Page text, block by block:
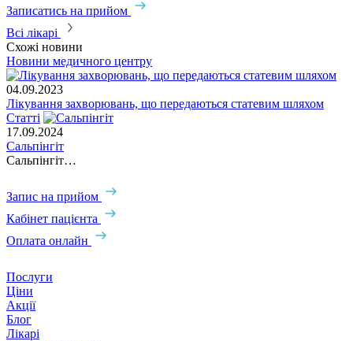
Записатись на прийом
Всі лікарі
Схожі новини
Новини медичного центру
04.09.2023
Лікування захворювань, що передаються статевим шляхом
Статті
17.09.2024
Сальпінгіт
Сальпінгіт…
Запис на прийом
Кабінет пацієнта
Оплата онлайн
Послуги
Ціни
Акції
Блог
Лікарі